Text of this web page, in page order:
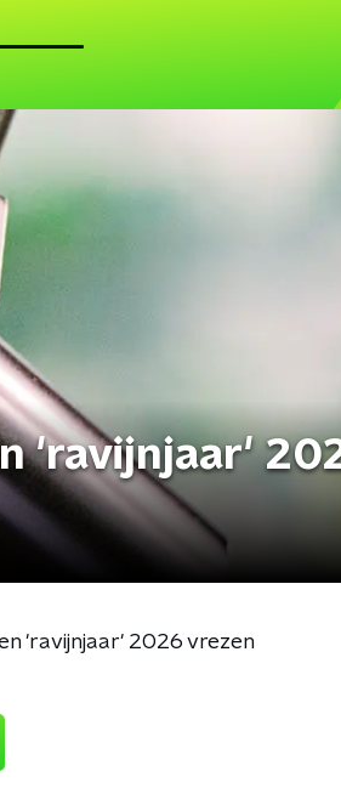
'ravijnjaar'
'ravijnjaar' 2026 vrezen